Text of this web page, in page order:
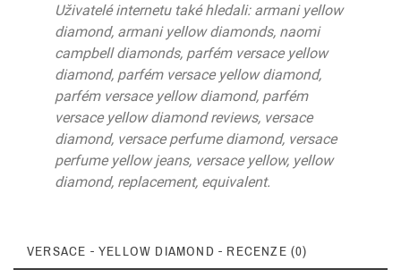
Uživatelé internetu také hledali: armani yellow
diamond, armani yellow diamonds, naomi
campbell diamonds, parfém versace yellow
diamond, parfém versace yellow diamond,
parfém versace yellow diamond, parfém
versace yellow diamond reviews, versace
diamond, versace perfume diamond, versace
perfume yellow jeans, versace yellow, yellow
diamond, replacement, equivalent.
VERSACE - YELLOW DIAMOND - RECENZE (0)